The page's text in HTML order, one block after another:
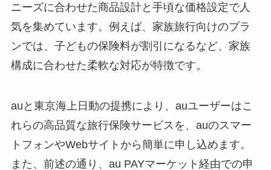
ニーズに合わせた商品設計と手頃な価格設定で人
気を集めています。例えば、家族旅行向けのプラ
ンでは、子どもの保険料が割引になるなど、家族
構成に合わせた柔軟な対応が特徴です。
auと東京海上日動の提携により、auユーザーはこ
れらの高品質な旅行保険サービスを、auのスマー
トフォンやWebサイトから簡単に申し込めます。
また、前述の通り、au PAYマーケット経由での申